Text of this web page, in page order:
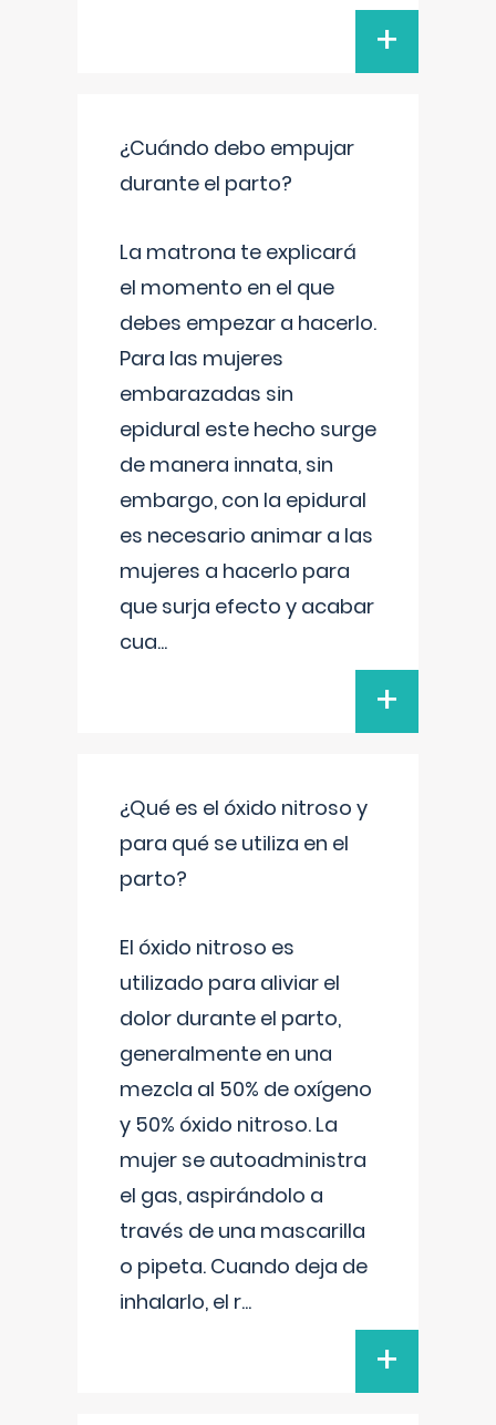
+
¿Cuándo debo empujar
durante el parto?
La matrona te explicará
el momento en el que
debes empezar a hacerlo.
Para las mujeres
embarazadas sin
epidural este hecho surge
de manera innata, sin
embargo, con la epidural
es necesario animar a las
mujeres a hacerlo para
que surja efecto y acabar
cua...
+
¿Qué es el óxido nitroso y
para qué se utiliza en el
parto?
El óxido nitroso es
utilizado para aliviar el
dolor durante el parto,
generalmente en una
mezcla al 50% de oxígeno
y 50% óxido nitroso. La
mujer se autoadministra
el gas, aspirándolo a
través de una mascarilla
o pipeta. Cuando deja de
inhalarlo, el r...
+